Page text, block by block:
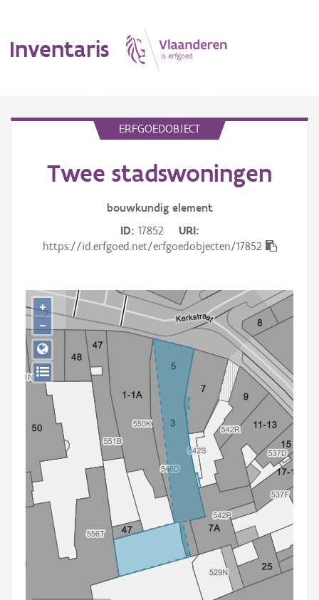
Inventaris
Erfgoedobject
Gebeurtenis
Persoon of collectief
Downloads
Hergebruik
Aanmelden
ERFGOEDOBJECT
Twee stadswoningen
bouwkundig element
ID 17852
URI
https://id.erfgoed.net/erfgoedobjecten/17852
+
−